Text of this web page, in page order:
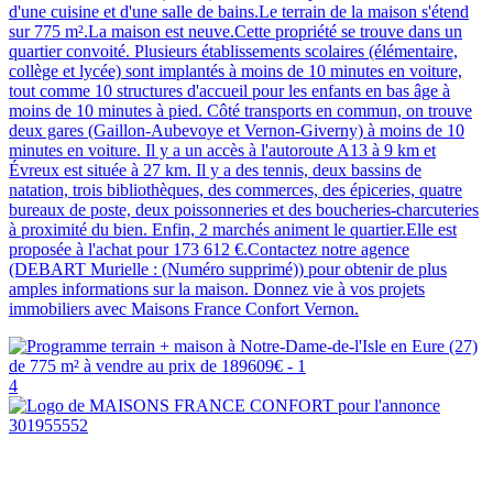
d'une cuisine et d'une salle de bains.Le terrain de la maison s'étend
sur 775 m².La maison est neuve.Cette propriété se trouve dans un
quartier convoité. Plusieurs établissements scolaires (élémentaire,
collège et lycée) sont implantés à moins de 10 minutes en voiture,
tout comme 10 structures d'accueil pour les enfants en bas âge à
moins de 10 minutes à pied. Côté transports en commun, on trouve
deux gares (Gaillon-Aubevoye et Vernon-Giverny) à moins de 10
minutes en voiture. Il y a un accès à l'autoroute A13 à 9 km et
Évreux est située à 27 km. Il y a des tennis, deux bassins de
natation, trois bibliothèques, des commerces, des épiceries, quatre
bureaux de poste, deux poissonneries et des boucheries-charcuteries
à proximité du bien. Enfin, 2 marchés animent le quartier.Elle est
proposée à l'achat pour 173 612 €.Contactez notre agence
(DEBART Murielle : (Numéro supprimé)) pour obtenir de plus
amples informations sur la maison. Donnez vie à vos projets
immobiliers avec Maisons France Confort Vernon.
4